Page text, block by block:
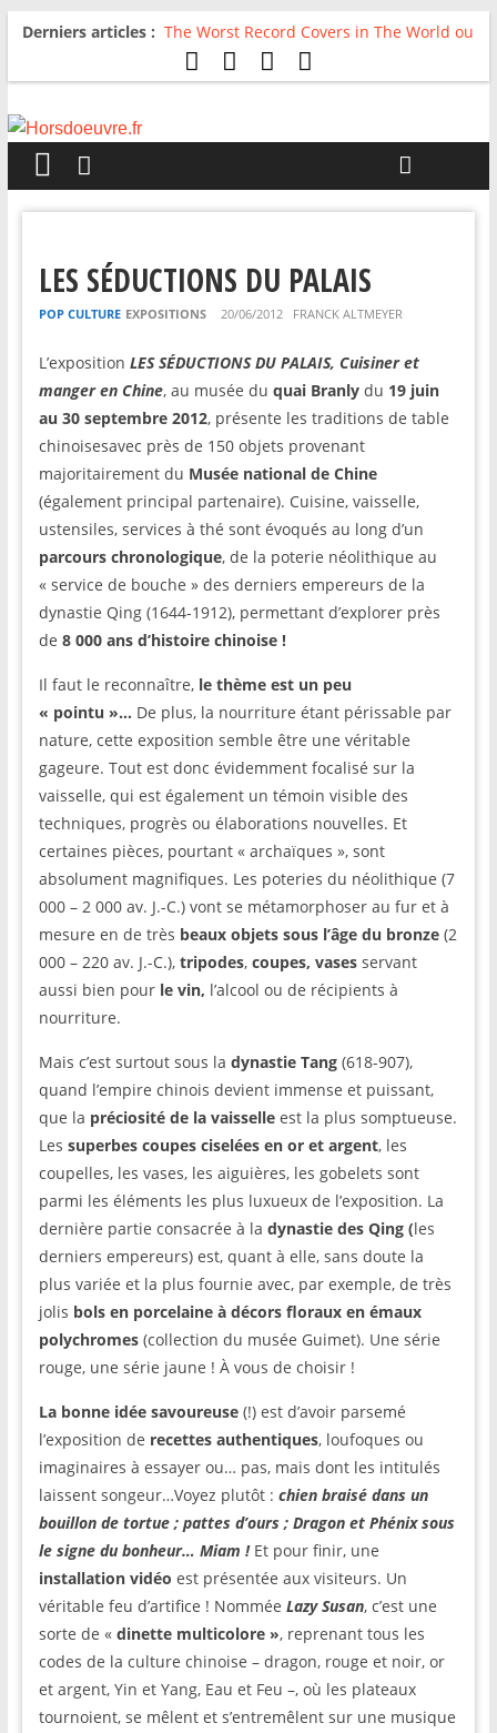
Derniers articles : The Worst Record Covers in The World ou
Comment rire du pire
Avril 2026 : C’est dans les vieux pots
For The First Time, Again : Tyler Ballgame
LES SÉDUCTIONS DU PALAIS
POP CULTURE EXPOSITIONS 20/06/2012 FRANCK ALTMEYER
L’exposition LES SÉDUCTIONS DU PALAIS, Cuisiner et
manger en Chine, au musée du quai Branlydu 19 juin
au 30 septembre 2012, présente les traditions de table
chinoisesavec près de 150 objets provenant
majoritairement du Musée national de Chine
(également principal partenaire). Cuisine, vaisselle,
ustensiles, services à thé sont évoqués au long d’un
parcours chronologique, de la poterie néolithique au
« service de bouche » des derniers empereurs de la
dynastie Qing (1644-1912), permettant d’explorer près
de 8 000 ans d’histoire chinoise !
Il faut le reconnaître, le thème est un peu
« pointu »… De plus, la nourriture étant périssable par
nature, cette exposition semble être une véritable
gageure. Tout est donc évidemment focalisé sur la
vaisselle, qui est également un témoin visible des
techniques, progrès ou élaborations nouvelles. Et
certaines pièces, pourtant « archaïques », sont
absolument magnifiques. Les poteries du néolithique (7
000 – 2 000 av. J.-C.) vont se métamorphoser au fur et à
mesure en de très beaux objets sous l’âge du bronze(2
000 – 220 av. J.-C.), tripodes, coupes, vases servant
aussi bien pour le vin, l’alcool ou de récipients à
nourriture.
Mais c’est surtout sous la dynastie Tang(618-907),
quand l’empire chinois devient immense et puissant,
que la préciosité de la vaisselleest la plus somptueuse.
Les superbes coupes ciselées en or et argent, les
coupelles, les vases, les aiguières, les gobelets sont
parmi les éléments les plus luxueux de l’exposition. La
dernière partie consacrée à la dynastie des Qing (les
derniers empereurs) est, quant à elle, sans doute la
plus variée et la plus fournie avec, par exemple, de très
jolis bols en porcelaine à décors floraux en émaux
polychromes (collection du musée Guimet). Une série
rouge, une série jaune ! À vous de choisir !
La bonne idée savoureuse(!) est d’avoir parsemé
l’exposition de recettes authentiques, loufoques ou
imaginaires à essayer ou… pas, mais dont les intitulés
laissent songeur…Voyez plutôt : chien braisé dans un
bouillon de tortue ; pattes d’ours ; Dragon et Phénix sous
le signe du bonheur… Miam ! Et pour finir, une
installation vidéo est présentée aux visiteurs. Un
véritable feu d’artifice ! Nommée Lazy Susan, c’est une
sorte de « dinette multicolore », reprenant tous les
codes de la culture chinoise – dragon, rouge et noir, or
et argent, Yin et Yang, Eau et Feu –, où les plateaux
tournoient, se mêlent et s’entremêlent sur une musique